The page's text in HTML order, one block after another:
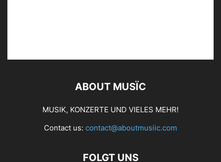
ABOUT MUSÏC
MUSIK, KONZERTE UND VIELES MEHR!
Contact us: contact@aboutmusiic.com
FOLGT UNS